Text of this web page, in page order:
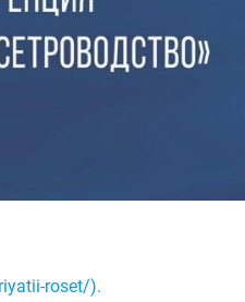
roset/).